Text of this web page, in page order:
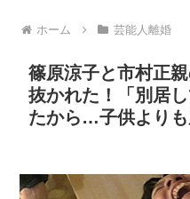
ホーム 芸能人離婚
篠原涼子と市村正
抜かれた！「別居
たから…子供より